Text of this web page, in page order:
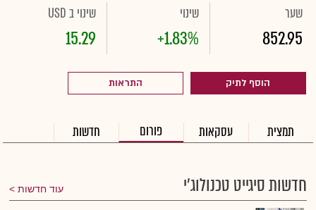
שער
852.95
שינוי
+1.83%
שינוי ב USD
15.29
הוסף לתיק התראות
תמצית עסקאות פורום חדשות
חדשות סיגייט טכנולוג'י עוד חדשות